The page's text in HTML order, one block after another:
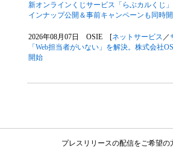
新オンラインくじサービス「らぶカルくじ
インナップ公開＆事前キャンペーンも同時
2026年08月07日 OSIE [ネットサービス ／
「Web担当者がいない」を解決。株式会社
開始
プレスリリースの配信をご希望の